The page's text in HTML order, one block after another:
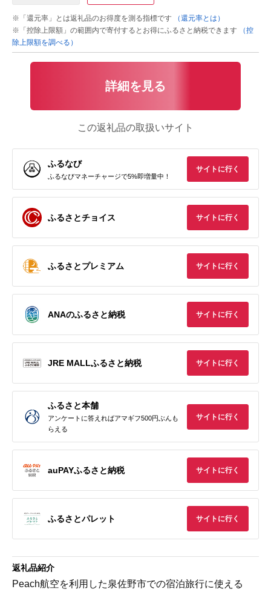
※「還元率」とは返礼品のお得度を測る指標です
（還元率とは）
※「控除上限額」の範囲内で寄付するとお得にふるさと納税できます
（控
除上限額を調べる）
詳細を見る
この返礼品の取扱いサイト
ふるなび
ふるなびマネーチャージで5%即増量中！
サイトに行く
ふるさとチョイス サイトに行く
ふるさとプレミアム サイトに行く
ANAのふるさと納税 サイトに行く
JRE MALLふるさと納税 サイトに行く
ふるさと本舗
アンケートに答えればアマギフ500円ぶんも
らえる
サイトに行く
auPAYふるさと納税 サイトに行く
ふるさとパレット サイトに行く
返礼品紹介
Peach航空を利用した泉佐野市での宿泊旅行に使える